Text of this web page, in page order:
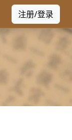
注册/登录